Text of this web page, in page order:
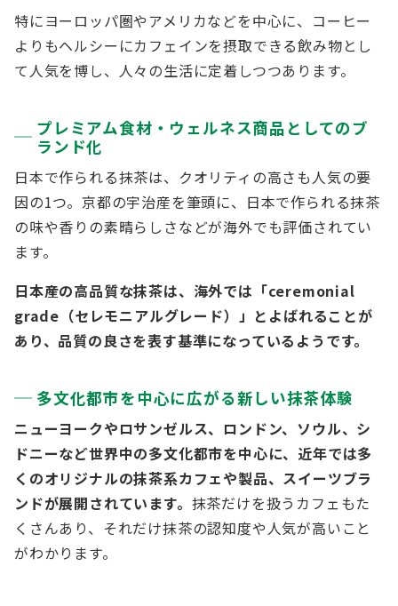
特にヨーロッパ圏やアメリカなどを中心に、コーヒー
よりもヘルシーにカフェインを摂取できる飲み物とし
て人気を博し、人々の生活に定着しつつあります。
プレミアム食材・ウェルネス商品としてのブ
ランド化
日本で作られる抹茶は、クオリティの高さも人気の要
因の1つ。京都の宇治産を筆頭に、日本で作られる抹茶
の味や香りの素晴らしさなどが海外でも評価されてい
ます。
日本産の高品質な抹茶は、海外では「ceremonial
grade（セレモニアルグレード）」とよばれることが
あり、品質の良さを表す基準になっているようです。
多文化都市を中心に広がる新しい抹茶体験
ニューヨークやロサンゼルス、ロンドン、ソウル、シ
ドニーなど世界中の多文化都市を中心に、近年では多
くのオリジナルの抹茶系カフェや製品、スイーツブラ
ンドが展開されています。 抹茶だけを扱うカフェもた
くさんあり、それだけ抹茶の認知度や人気が高いこと
がわかります。